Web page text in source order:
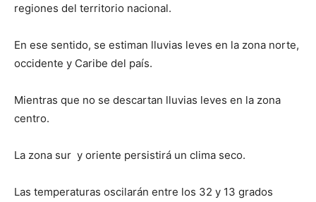
regiones del territorio nacional.
En ese sentido, se estiman lluvias leves en la zona norte,
occidente y Caribe del país.
Mientras que no se descartan lluvias leves en la zona
centro.
La zona sur y oriente persistirá un clima seco.
Las temperaturas oscilarán entre los 32 y 13 grados